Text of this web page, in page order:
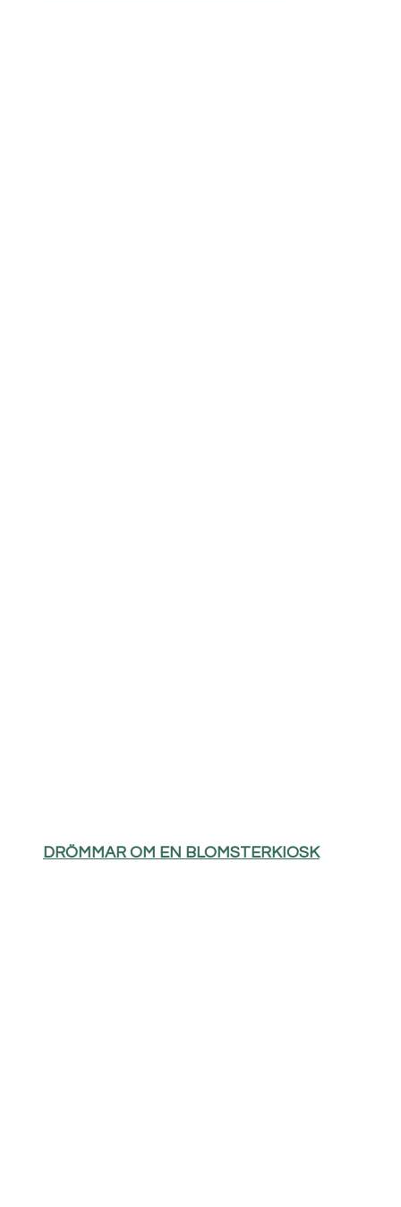
DRÖMMAR OM EN BLOMSTERKIOSK